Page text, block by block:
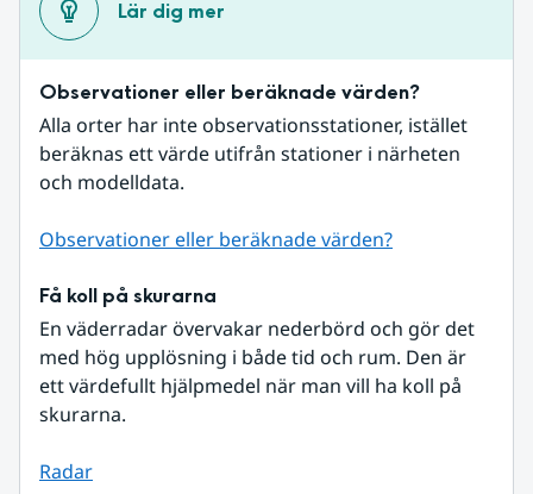
Lär dig mer
Observationer eller beräknade värden?
Alla orter har inte observationsstationer, istället
beräknas ett värde utifrån stationer i närheten
och modelldata.
Observationer eller beräknade värden?
Få koll på skurarna
En väderradar övervakar nederbörd och gör det
med hög upplösning i både tid och rum. Den är
ett värdefullt hjälpmedel när man vill ha koll på
skurarna.
Radar